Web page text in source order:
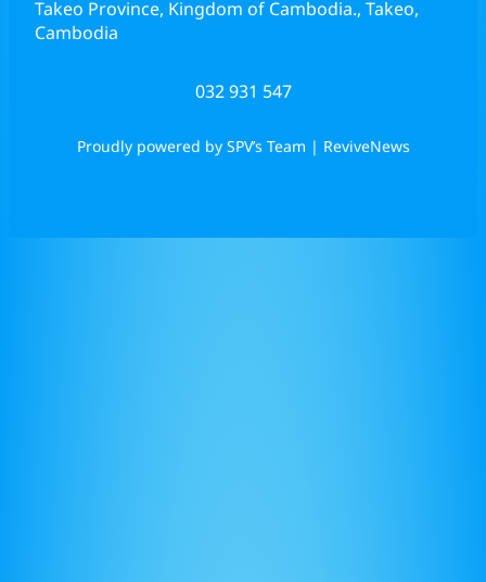
Takeo Province, Kingdom of Cambodia., Takeo,
Cambodia
032 931 547
Proudly powered by SPV’s Team | ReviveNews